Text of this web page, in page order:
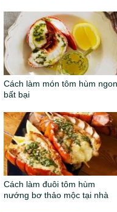
Cách làm món tôm hùm
bất bại
Cách làm đuôi tôm hùm
nướng bơ thảo mộc tại nhà